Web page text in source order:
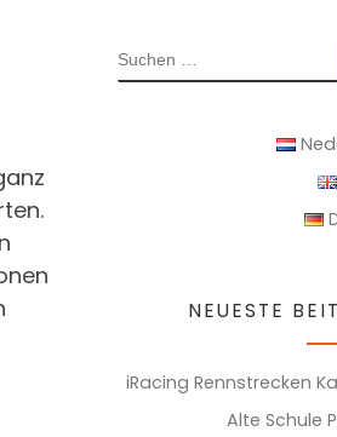
NEUESTE
iRacing Rennstrecken
Alte Schule